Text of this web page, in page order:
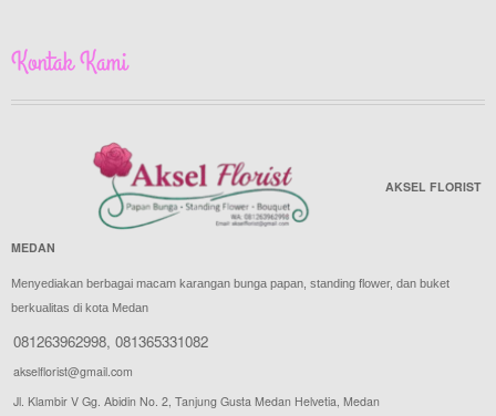
Kontak Kami
AKSEL FLORIST
MEDAN
Menyediakan berbagai macam karangan bunga papan, standing flower, dan buket
berkualitas di kota Medan
081263962998, 081365331082
akselflorist@gmail.com
Jl. Klambir V Gg. Abidin No. 2, Tanjung Gusta Medan Helvetia, Medan